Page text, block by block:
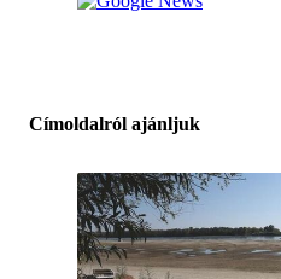
Címoldalról ajánljuk